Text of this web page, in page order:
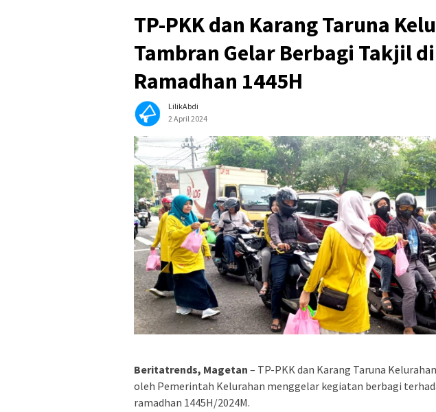
TP-PKK dan Karang Taruna
Tambran Gelar Berbagi Takjil
Ramadhan 1445H
LilikAbdi
2 April 2024
Beritatrends, Magetan – TP-PKK dan Karang Taruna
oleh Pemerintah Kelurahan menggelar kegiatan berbagi
ramadhan 1445H/2024M.